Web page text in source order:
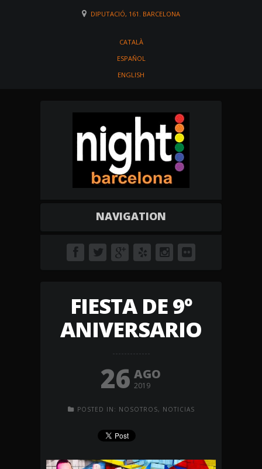
DIPUTACIÓ, 161. BARCELONA
CATALÀ
ESPAÑOL
ENGLISH
NAVIGATION
FIESTA DE 9º
ANIVERSARIO
26 AGO
2019
POSTED IN: NOSOTROS, NOTICIAS